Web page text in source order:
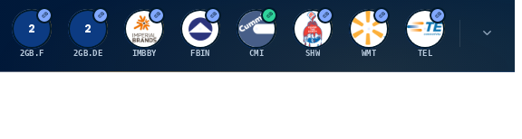
2
2GB.F
2
2GB.DE
I
IMBBY
F
FBIN
C
CMI
S
SHW
W
WMT TEL
M